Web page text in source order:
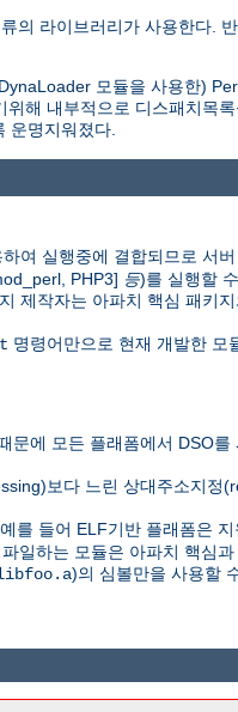
의 라이브러리가 사용한다.
모듈을 사용한)
해 내부적으로 디스패치목
운명지워졌다.
하여 실행중에 결합되므로 서
PHP3] 등)를 실행할
제작자는 아파치 핵심 패키
명령어만으로 현재 개발한 모
에 모든 플래폼에서 DSO를
보다 느린 상대주소지정
를 들어 ELF기반 플래폼은
일하는 모듈은 아파치 핵심
)의 심볼만을 사용할